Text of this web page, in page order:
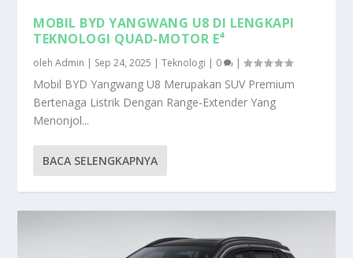
MOBIL BYD YANGWANG U8 DI LENGKAPI
TEKNOLOGI QUAD-MOTOR E⁴
olehAdmin | Sep 24, 2025 |Teknologi | 0 |
Mobil BYD Yangwang U8 Merupakan SUV Premium
Bertenaga Listrik Dengan Range-Extender Yang
Menonjol...
BACA SELENGKAPNYA